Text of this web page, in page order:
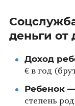
деньги от
Доход
€ в год
Ребенок
степень